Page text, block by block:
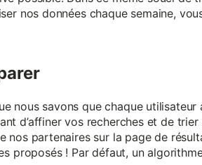
nos données chaque semaine,
nous savons que chaque
d’affiner vos recherches et de
nos partenaires sur la page de
proposés ! Par défaut, un